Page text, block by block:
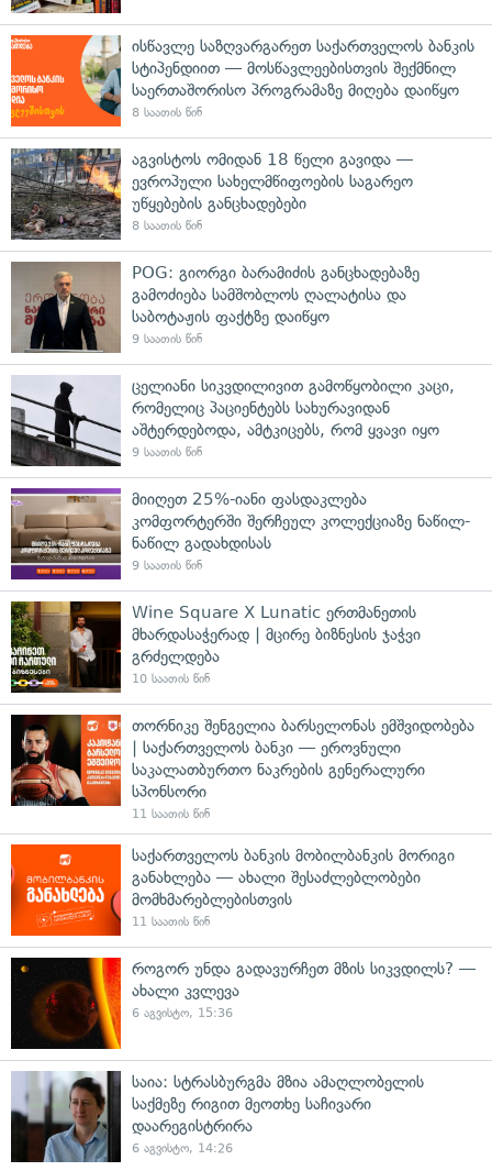
ისწავლე საზღვარგარეთ საქართველოს ბანკის
სტიპენდიით — მოსწავლეებისთვის შექმნილ
საერთაშორისო პროგრამაზე მიღება დაიწყო
8 საათის წინ
აგვისტოს ომიდან 18 წელი გავიდა —
ევროპული სახელმწიფოების საგარეო
უწყებების განცხადებები
8 საათის წინ
POG: გიორგი ბარამიძის განცხადებაზე
გამოძიება სამშობლოს ღალატისა და
საბოტაჟის ფაქტზე დაიწყო
9 საათის წინ
ცელიანი სიკვდილივით გამოწყობილი კაცი,
რომელიც პაციენტებს სახურავიდან
აშტერდებოდა, ამტკიცებს, რომ ყვავი იყო
9 საათის წინ
მიიღეთ 25%-იანი ფასდაკლება
კომფორტერში შერჩეულ კოლექციაზე ნაწილ-
ნაწილ გადახდისას
9 საათის წინ
Wine Square X Lunatic ერთმანეთის
მხარდასაჭერად | მცირე ბიზნესის ჯაჭვი
გრძელდება
10 საათის წინ
თორნიკე შენგელია ბარსელონას ემშვიდობება
| საქართველოს ბანკი — ეროვნული
საკალათბურთო ნაკრების გენერალური
სპონსორი
11 საათის წინ
საქართველოს ბანკის მობილბანკის მორიგი
განახლება — ახალი შესაძლებლობები
მომხმარებლებისთვის
11 საათის წინ
როგორ უნდა გადავურჩეთ მზის სიკვდილს? —
ახალი კვლევა
6 აგვისტო, 15:36
საია: სტრასბურგმა მზია ამაღლობელის
საქმეზე რიგით მეოთხე საჩივარი
დაარეგისტრირა
6 აგვისტო, 14:26